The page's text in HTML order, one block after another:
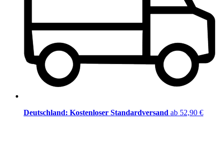
Deutschland: Kostenloser Standardversand ab 52,90 €